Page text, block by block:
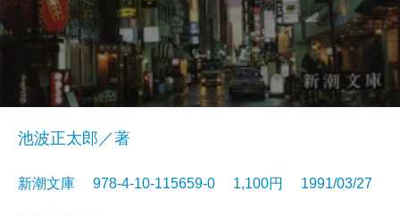
池波正太郎／著
新潮文庫 978-4-10-115659-0 1,100円 1991/03/27